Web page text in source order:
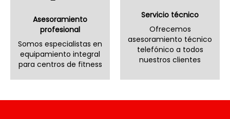
Asesoramiento
profesional
Somos especialistas en
equipamiento integral
para centros de fitness
Servicio técnico
Ofrecemos
asesoramiento técnico
telefónico a todos
nuestros clientes